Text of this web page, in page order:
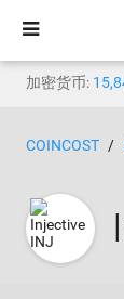
加密货币:
COINCOST